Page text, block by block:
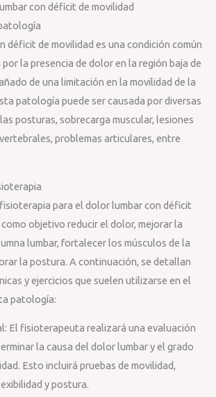
con déficit de movilidad
déficit de movilidad es una condición común
la presencia de dolor en la región baja de
de una limitación en la movilidad de la
patología puede ser causada por diversas
posturas, sobrecarga muscular, lesiones
problemas articulares, entre
para el dolor lumbar con déficit
objetivo reducir el dolor, mejorar la
lumbar, fortalecer los músculos de la
la postura. A continuación, se detallan
y ejercicios que suelen utilizarse en el
patología:
El fisioterapeuta realizará una evaluación
la causa del dolor lumbar y el grado
Esto incluirá pruebas de movilidad,
y postura.